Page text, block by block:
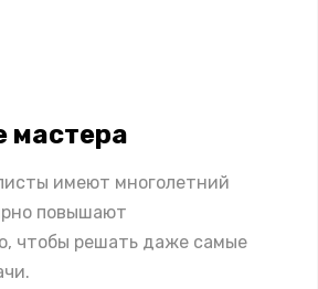
мастера
имеют многолетний
повышают
чтобы решать даже самые